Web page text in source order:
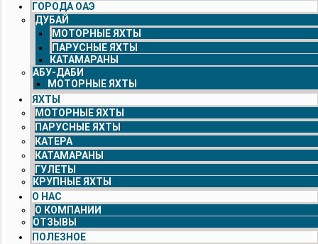
ГОРОДА ОАЭ
ДУБАЙ
МОТОРНЫЕ ЯХТЫ
ПАРУСНЫЕ ЯХТЫ
КАТАМАРАНЫ
АБУ-ДАБИ
МОТОРНЫЕ ЯХТЫ
ЯХТЫ
МОТОРНЫЕ ЯХТЫ
ПАРУСНЫЕ ЯХТЫ
КАТЕРА
КАТАМАРАНЫ
ГУЛЕТЫ
КРУПНЫЕ ЯХТЫ
О НАС
О КОМПАНИИ
ОТЗЫВЫ
ПОЛЕЗНОЕ